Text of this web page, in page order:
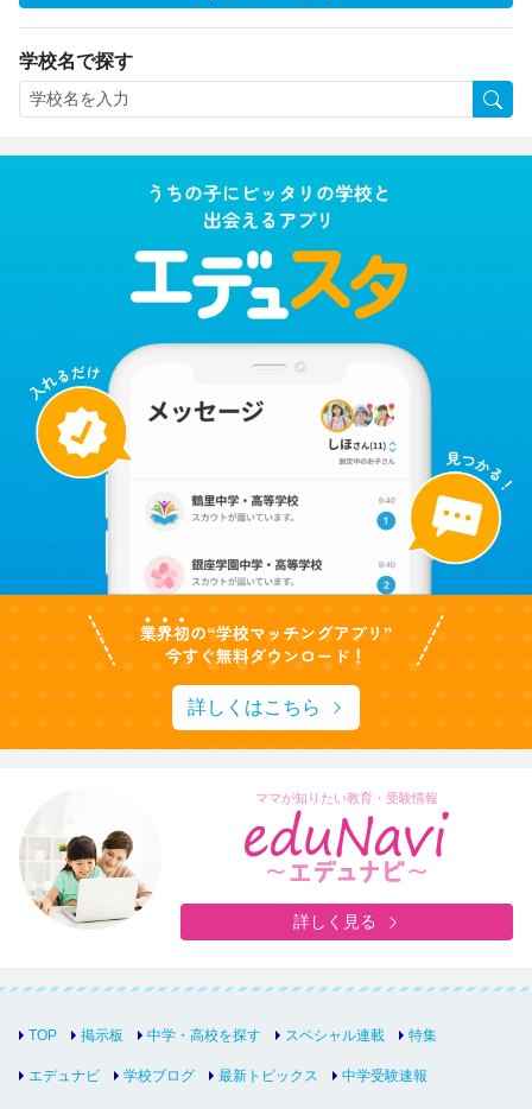
学校名で探す
詳しくはこちら
ママが知りたい教育・受験情報
詳しく見る
TOP 掲示板 中学・高校を探す スペシャル連載 特集
エデュナビ 学校ブログ 最新トピックス 中学受験速報